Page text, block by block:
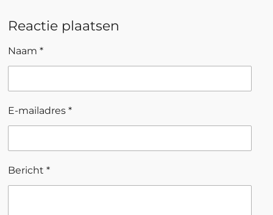
Reactie plaatsen
Naam *
E-mailadres *
Bericht *